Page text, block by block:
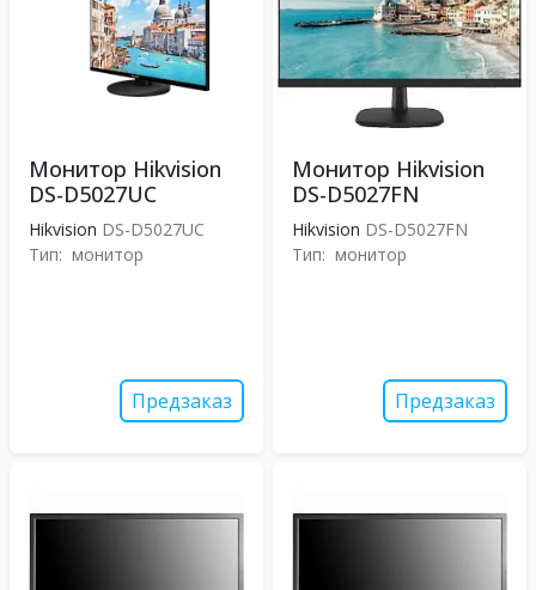
Монитор Hikvision
DS-D5027UC
Hikvision DS-D5027UC
Тип: монитор
Предзаказ
Монитор Hikvision
DS-D5027FN
Hikvision DS-D5027FN
Тип: монитор
Предзаказ